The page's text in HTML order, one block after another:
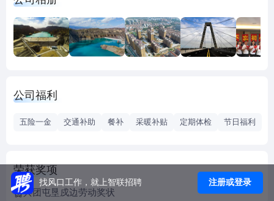
类资质11项。水利水电集团是以水利水电为主业，以市政、
公路、工民建、钢结构为主要版块的综合型建筑企业。
水利水电集团下辖公司18家，其中：全资子公司12家，控股
子公司3家，参股子公司3家。水电集团共有职工1022人，一
近年来，集团党委将企业文化建设作为推进企业科学发展的
观等得到了广大职工的认同，在社会上树立了良好的企业形
象，展现了兵团水电人的良好精神风貌，同时也为企业健康
公司福利
五险一金 交通补助 餐补 采暖补贴 定期体检 节日福利
荣获奖项
兵团屯垦戍边劳动奖状
找风口工作，就上智联招聘 注册或登录